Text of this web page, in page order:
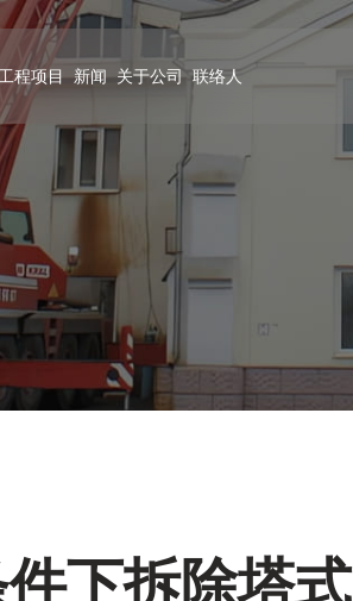
工程项目 新闻 关于公司 联络人
下拆除塔式